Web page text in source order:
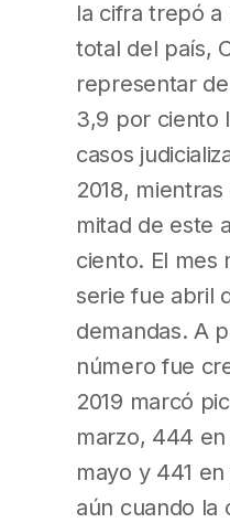
la cifra trepó a
total del país,
representar
3,9 por ciento
casos
2018,
mitad de este
ciento. El mes
serie fue abril
demandas. A
número fue
2019 marcó
marzo, 444
mayo y 441
aún cuando la